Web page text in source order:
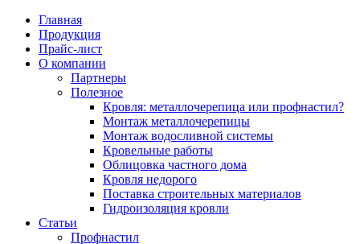
Главная
Продукция
Прайс-лист
О компании
Партнеры
Полезное
Кровля: металлочерепица или профнастил?
Монтаж металлочерепицы
Монтаж водосливной системы
Кровельные работы
Облицовка частного дома
Кровля недорого
Поставка строительных материалов
Гидроизоляция кровли
Статьи
Профнастил
Партнеры
Полезное
Монтаж
Кровельные
Профнастил
Профнастил С
Металлочерепица Монтаж
Карнизная планка
Ендова нижняя
Ендова верхняя фигурная
Цена на профнастил
Цена на металлочерепицу